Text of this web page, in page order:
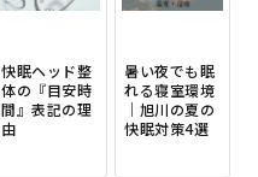
快眠ヘッド整
体の『目安時
間』表記の理
由
暑い夜でも眠
れる寝室環境
｜旭川の夏の
快眠対策4選